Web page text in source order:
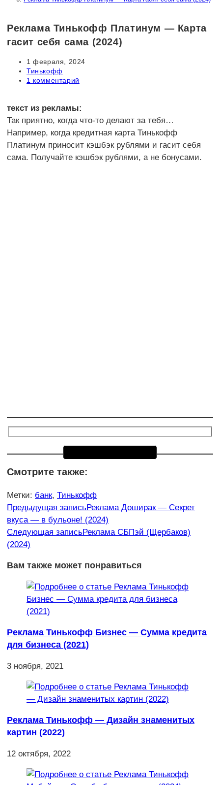
Реклама Тинькофф Платинум — Карта
гасит себя сама (2024)
Запись
опубликована:
1 февраля, 2024
Рубрика
записи:
Тинькофф
Комментарии
1 комментарий
текст из рекламы:
Так приятно, когда что-то делают за тебя…
Например, когда кредитная карта Тинькофф
Платинум приносит кэшбэк рублями и гасит себя
сама. Получайте кэшбэк рублями, а не бонусами.
Смотрите также:
Метки: банк, Тинькофф
Еще
статьи
Предыдущая записьРеклама Доширак — Секрет
вкуса — в бульоне! (2024)
Следующая записьРеклама СБПэй (Щербаков)
(2024)
Вам также может понравиться
Реклама Тинькофф Бизнес — Сумма кредита
для бизнеса (2021)
3 ноября, 2021
Реклама Тинькофф — Дизайн знаменитых
картин (2022)
12 октября, 2022